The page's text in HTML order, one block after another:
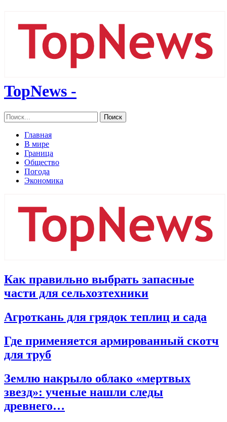
TopNews -
Главная
В мире
Граница
Общество
Погода
Экономика
Как правильно выбрать запасные
части для сельхозтехники
Агроткань для грядок теплиц и сада
Где применяется армированный скотч
для труб
Землю накрыло облако «мертвых
звезд»: ученые нашли следы
древнего…